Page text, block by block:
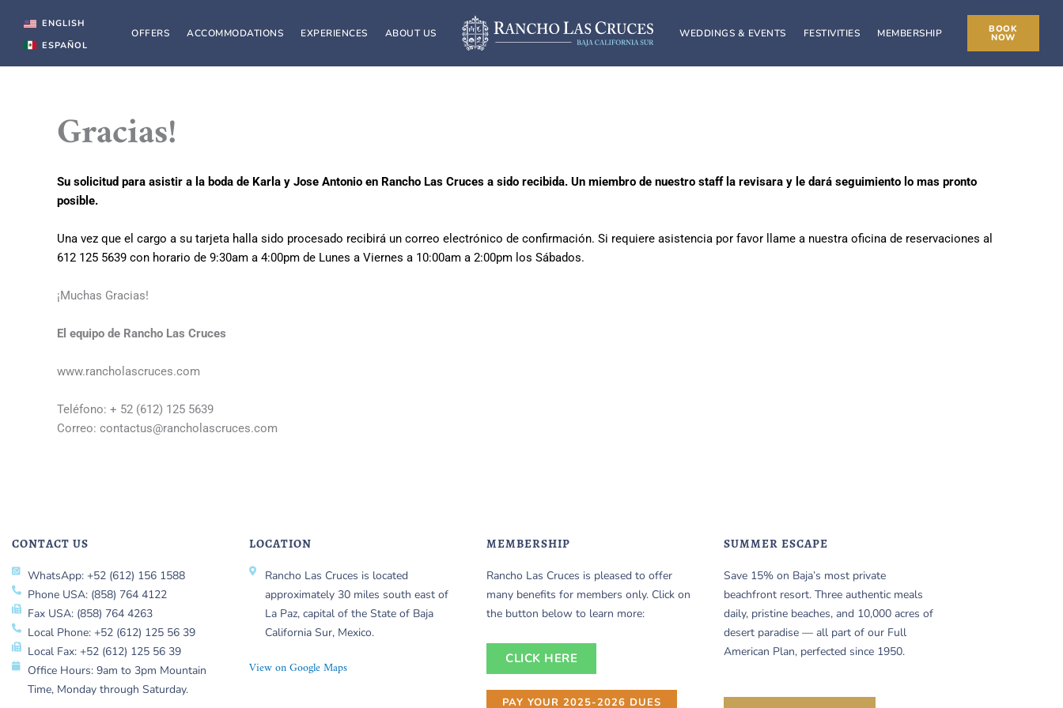
content
ENGLISH
ESPAÑOL
OFFERS ACCOMMODATIONS EXPERIENCES ABOUT US WEDDINGS & EVENTS FESTIVITIES MEMBERSHIP BOOK
NOW
Gracias!
Su solicitud para asistir a la boda de Karla y Jose Antonio en Rancho Las Cruces a sido recibida. Un miembro de nuestro staff la revisara y le dará seguimiento lo mas pronto
posible.
Una vez que el cargo a su tarjeta halla sido procesado recibirá un correo electrónico de confirmación. Si requiere asistencia por favor llame a nuestra oficina de reservaciones al
612 125 5639 con horario de 9:30am a 4:00pm de Lunes a Viernes a 10:00am a 2:00pm los Sábados.
¡Muchas Gracias!
El equipo de Rancho Las Cruces
www.rancholascruces.com
Teléfono: + 52 (612) 125 5639
Correo: contactus@rancholascruces.com
CONTACT US
WhatsApp: +52 (612) 156 1588
Phone USA: (858) 764 4122
Fax USA: (858) 764 4263
Local Phone: +52 (612) 125 56 39
Local Fax: +52 (612) 125 56 39
Office Hours: 9am to 3pm Mountain
Time, Monday through Saturday.
LOCATION
Rancho Las Cruces is located
approximately 30 miles south east of
La Paz, capital of the State of Baja
California Sur, Mexico.
View on Google Maps
MEMBERSHIP
Rancho Las Cruces is pleased to offer
many benefits for members only. Click on
the button below to learn more:
CLICK HERE
PAY YOUR 2025-2026 DUES
SUMMER ESCAPE
Save 15% on Baja’s most private
beachfront resort. Three authentic meals
daily, pristine beaches, and 10,000 acres of
desert paradise — all part of our Full
American Plan, perfected since 1950.